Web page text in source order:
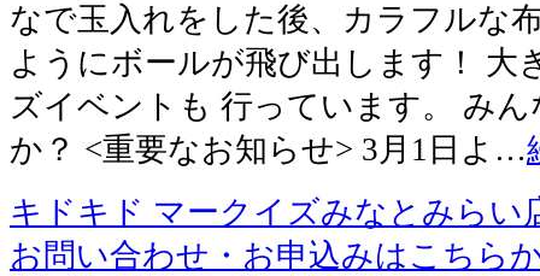
なで玉入れをした後、カラフルな
ようにボールが飛び出します！ 大
ズイベントも 行っています。 み
か？ <重要なお知らせ> 3月1日よ…
キドキド マークイズみなとみらい
お問い合わせ・お申込みはこちら